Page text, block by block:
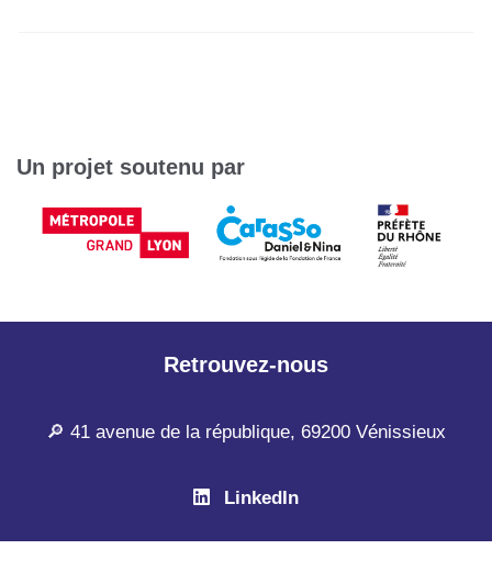
Un projet soutenu par
Retrouvez-nous
🔎 41 avenue de la république, 69200 Vénissieux
LinkedIn